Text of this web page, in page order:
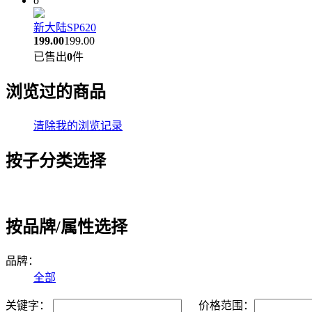
新大陆SP620
199.00199.00
已售出0件
浏览过的商品
清除我的浏览记录
按子分类选择
按品牌/属性选择
品牌：
全部
关键字： 价格范围：